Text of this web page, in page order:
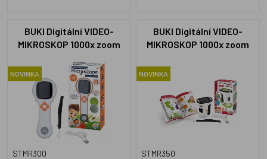
BUKI Digitální VIDEO-
MIKROSKOP 1000x zoom
NOVINKA
STMR300
BUKI Digitální VIDEO-
MIKROSKOP 1000x zoom
NOVINKA
STMR350